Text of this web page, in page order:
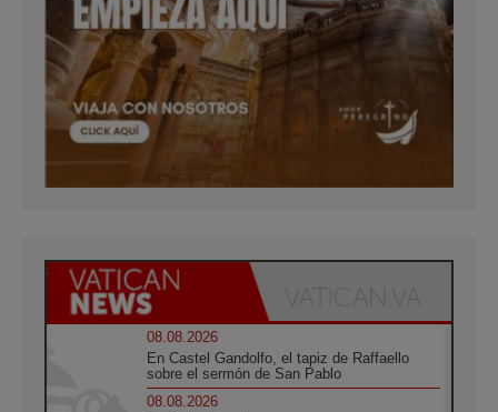
08.08.2026
En Castel Gandolfo, el tapiz de Raffaello
sobre el sermón de San Pablo
08.08.2026